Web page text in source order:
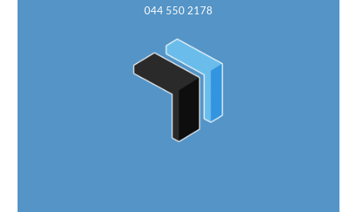
044 550 2178